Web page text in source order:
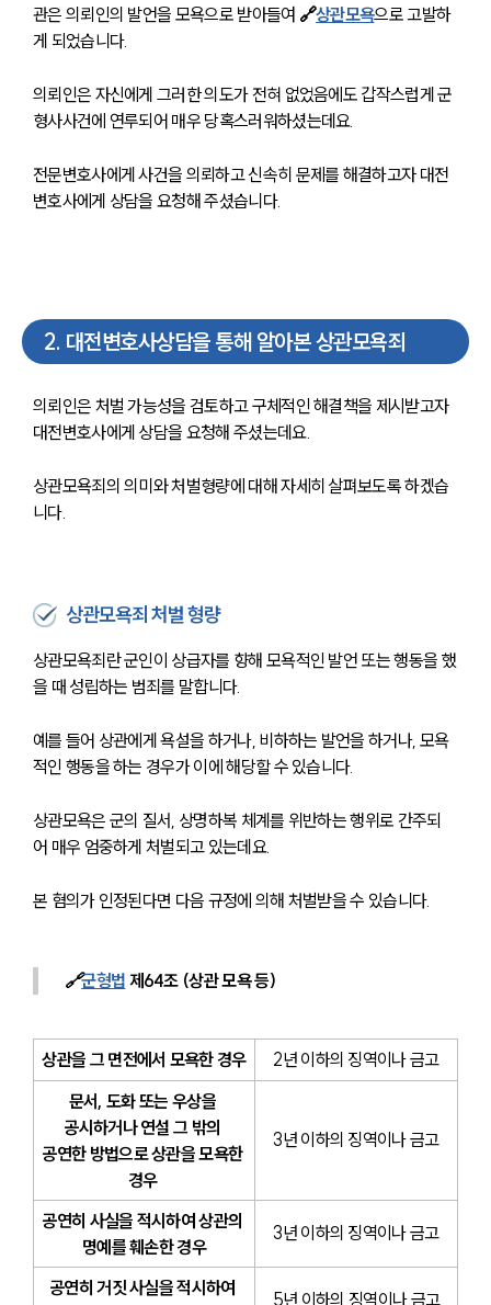
관은 의뢰인의 발언을 모욕으로 받아들여 🔗상관모욕으로 고발하
게 되었습니다.
의뢰인은 자신에게 그러한 의도가 전혀 없었음에도 갑작스럽게 군
형사사건에 연루되어 매우 당혹스러워하셨는데요.
전문변호사에게 사건을 의뢰하고 신속히 문제를 해결하고자 대전
변호사에게 상담을 요청해 주셨습니다.
2. 대전변호사상담을 통해 알아본 상관모욕죄
의뢰인은 처벌 가능성을 검토하고 구체적인 해결책을 제시받고자
대전변호사에게 상담을 요청해 주셨는데요.
상관모욕죄의 의미와 처벌형량에 대해 자세히 살펴보도록 하겠습
니다.
상관모욕죄 처벌 형량
상관모욕죄란 군인이 상급자를 향해 모욕적인 발언 또는 행동을 했
을 때 성립하는 범죄를 말합니다.
예를 들어 상관에게 욕설을 하거나, 비하하는 발언을 하거나, 모욕
적인 행동을 하는 경우가 이에 해당할 수 있습니다.
상관모욕은 군의 질서, 상명하복 체계를 위반하는 행위로 간주되
어 매우 엄중하게 처벌되고 있는데요.
본 혐의가 인정된다면 다음 규정에 의해 처벌받을 수 있습니다.
🔗군형법 제64조 (상관 모욕 등)
상관을 그 면전에서 모욕한 경우
2년 이하의 징역이나 금고
문서, 도화 또는 우상을
공시하거나 연설 그 밖의
공연한 방법으로 상관을 모욕한
경우
3년 이하의 징역이나 금고
공연히 사실을 적시하여 상관의
명예를 훼손한 경우
3년 이하의 징역이나 금고
공연히 거짓 사실을 적시하여
5년 이하의 징역이나 금고